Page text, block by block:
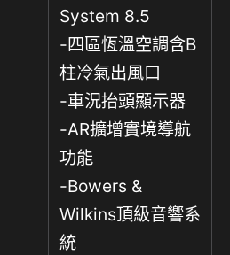
System 8.5
-四區恆溫空調含B
柱冷氣出風口
-車況抬頭顯示器
-AR擴增實境導航
功能
-Bowers &
Wilkins頂級音響系
統